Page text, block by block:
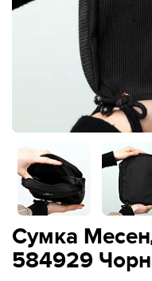
Сумка
584929